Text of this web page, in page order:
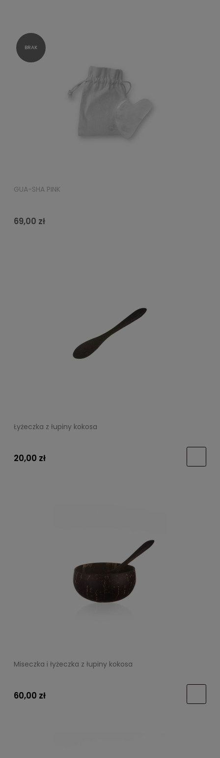
GUA-SHA PINK
69,00 zł
Łyżeczka z łupiny kokosa
20,00 zł
Miseczka i łyżeczka z łupiny kokosa
60,00 zł